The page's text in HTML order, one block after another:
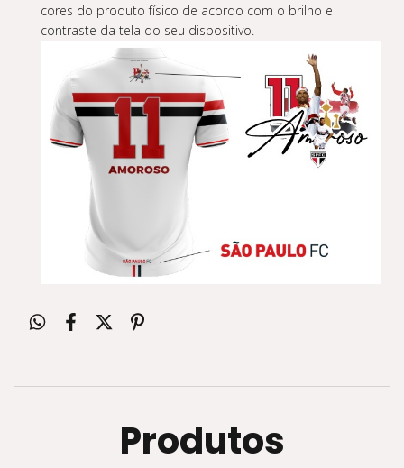
cores do produto físico de acordo com o brilho e
contraste da tela do seu dispositivo.
Produtos